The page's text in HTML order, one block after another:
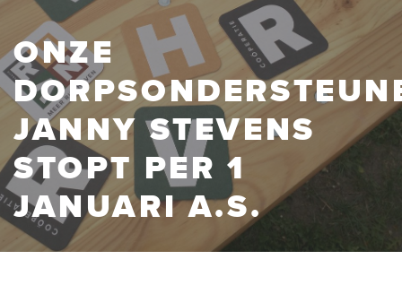
ONZE
JANNY STEVENS
STOPT PER 1
JANUARI A.S.